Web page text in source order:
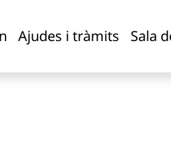
Ajudes i tràmits Sala